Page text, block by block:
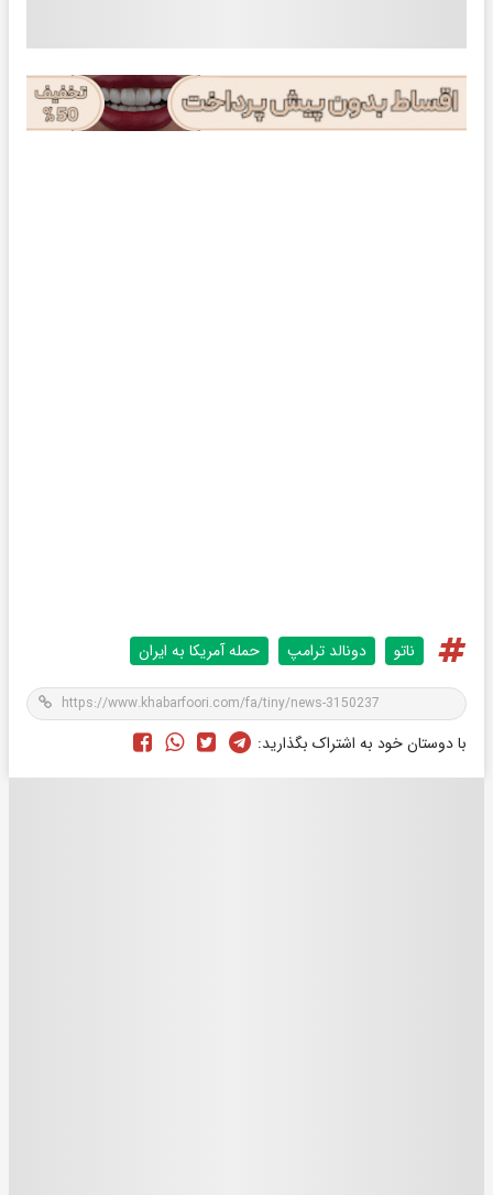
ناتو دونالد ترامپ حمله آمریکا به ایران
با دوستان خود به اشتراک بگذارید: